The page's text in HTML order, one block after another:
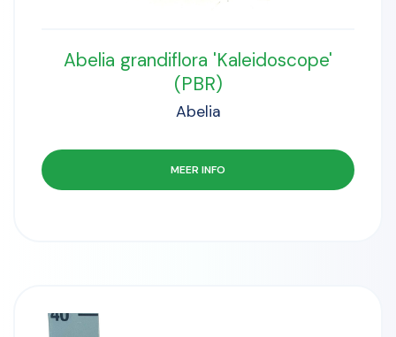
Abelia grandiflora 'Kaleidoscope'
(PBR)
Abelia
MEER INFO